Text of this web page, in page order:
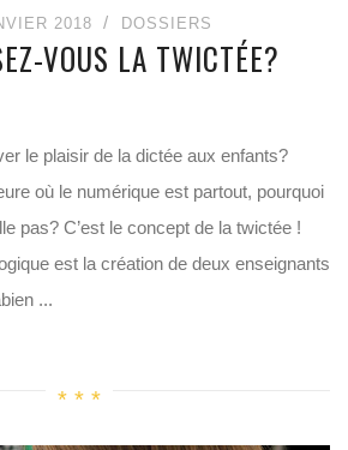
2018 DOSSIERS
VOUS LA TWICTÉE?
le plaisir de la dictée aux enfants?
où le numérique est partout, pourquoi
pas? C’est le concept de la twictée !
est la création de deux enseignants
...